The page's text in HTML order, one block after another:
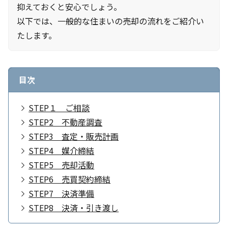
抑えておくと安心でしょう。
以下では、一般的な住まいの売却の流れをご紹介い
たします。
目次
STEP１ ご相談
STEP2 不動産調査
STEP3 査定・販売計画
STEP4 媒介締結
STEP5 売却活動
STEP6 売買契約締結
STEP7 決済準備
STEP8 決済・引き渡し